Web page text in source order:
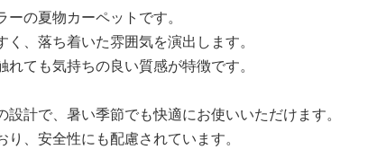
の夏物カーペットです。
、落ち着いた雰囲気を演出します。
ても気持ちの良い質感が特徴です。
計で、暑い季節でも快適にお使いいただけます。
、安全性にも配慮されています。